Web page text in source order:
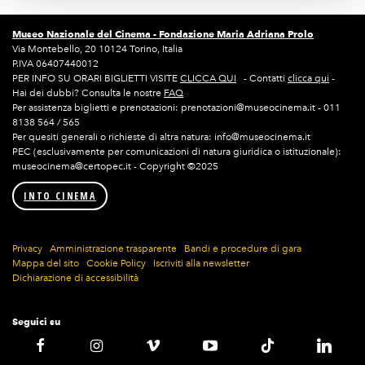
Museo Nazionale del Cinema - Fondazione Maria Adriana Prolo
Via Montebello, 20 10124 Torino, Italia
P.IVA 06407440012
PER INFO SU ORARI BIGLIETTI VISITE CLICCA QUI - Contatti clicca qui -
Hai dei dubbi? Consulta le nostre FAQ
Per assistenza biglietti e prenotazioni: prenotazioni@museocinema.it - 011
8138 564 / 565
Per quesiti generali o richieste di altra natura: info@museocinema.it
PEC (esclusivamente per comunicazioni di natura giuridica o istituzionale):
museocinema@certopec.it - Copyright ©2025
INTO CINEMA
Privacy Amministrazione trasparente
Bandi e procedure di gara
Mappa del sito
Cookie Policy
Iscriviti alla newsletter
Dichiarazione di accessibilità
Seguici su